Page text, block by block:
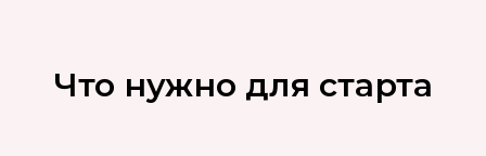
Что нужно для старта